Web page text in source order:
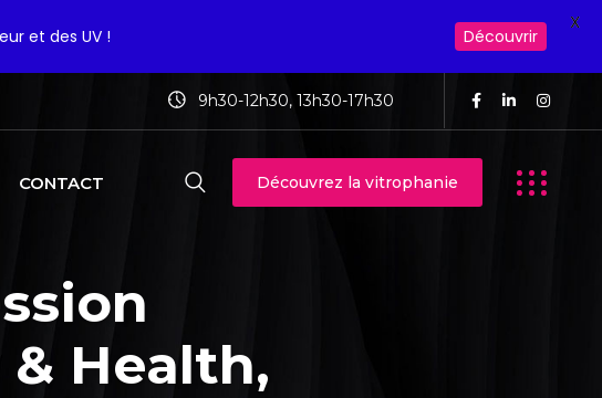
9h30-12h30, 13h30-17h30
CONTACT Découvrez la vitrophanie
Health,
et des UV ! Découvrir
X